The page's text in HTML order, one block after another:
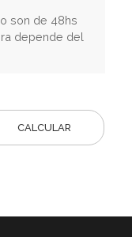
son de 48hs
depende del
CALCULAR